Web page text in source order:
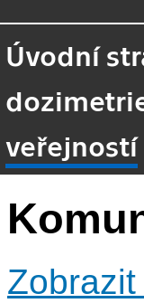
Úvodní
veřejností